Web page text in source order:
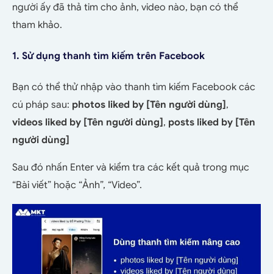
người ấy đã thả tim cho ảnh, video nào, bạn có thể
tham khảo.
1. Sử dụng thanh tìm kiếm trên Facebook
Bạn có thể thử nhập vào thanh tìm kiếm Facebook các
cú pháp sau: photos liked by [Tên người dùng],
videos liked by [Tên người dùng], posts liked by [Tên
người dùng]
Sau đó nhấn Enter và kiểm tra các kết quả trong mục
“Bài viết” hoặc “Ảnh”, “Video”.